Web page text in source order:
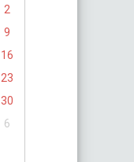
2
9
16
23
30
6